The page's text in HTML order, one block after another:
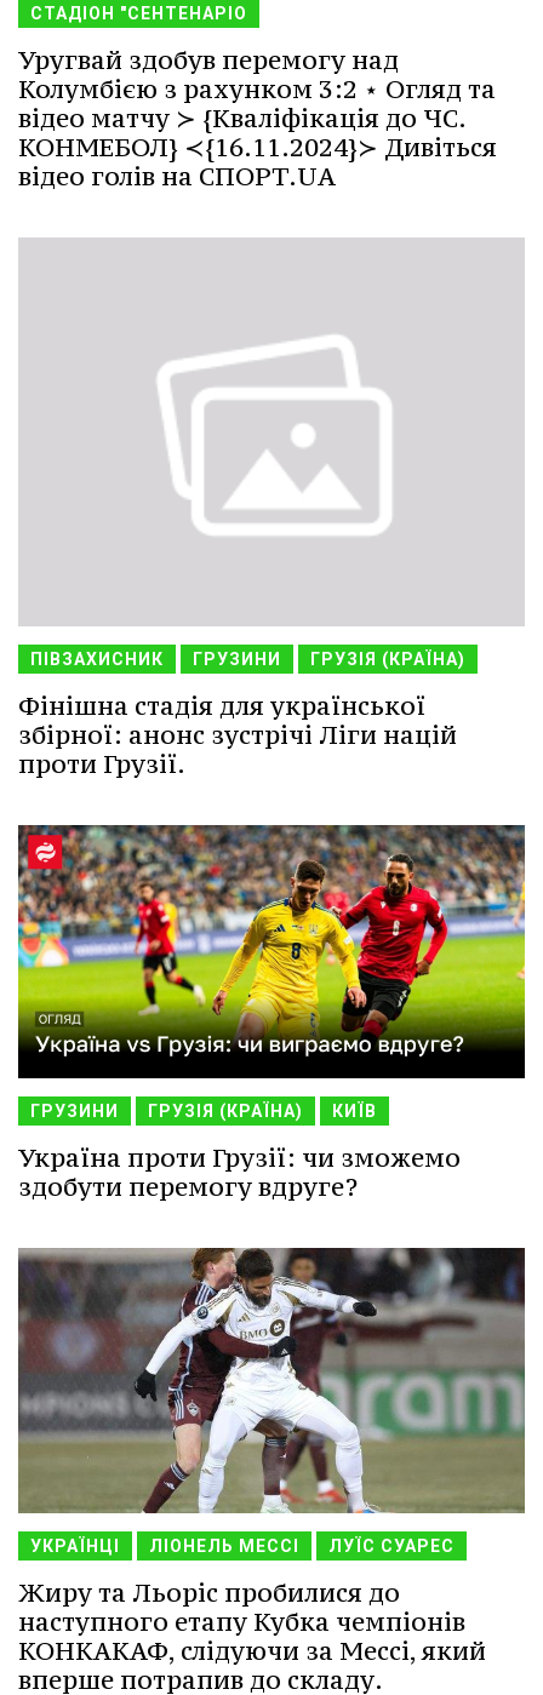
СТАДІОН "СЕНТЕНАРІО
Уругвай здобув перемогу над
Колумбією з рахунком 3:2 ⋆ Огляд та
відео матчу ≻ {Кваліфікація до ЧС.
КОНМЕБОЛ} ≺{16.11.2024}≻ Дивіться
відео голів на СПОРТ.UA
ПІВЗАХИСНИК ГРУЗИНИ ГРУЗІЯ (КРАЇНА)
Фінішна стадія для української
збірної: анонс зустрічі Ліги націй
проти Грузії.
ГРУЗИНИ ГРУЗІЯ (КРАЇНА) КИЇВ
Україна проти Грузії: чи зможемо
здобути перемогу вдруге?
УКРАЇНЦІ ЛІОНЕЛЬ МЕССІ ЛУЇС СУАРЕС
Жиру та Льоріс пробилися до
наступного етапу Кубка чемпіонів
КОНКАКАФ, слідуючи за Мессі, який
вперше потрапив до складу.